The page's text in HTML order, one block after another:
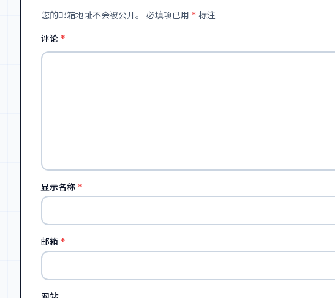
您的邮箱地址不会被公开。 必填项已用 * 标注
评论 *
显示名称 *
邮箱 *